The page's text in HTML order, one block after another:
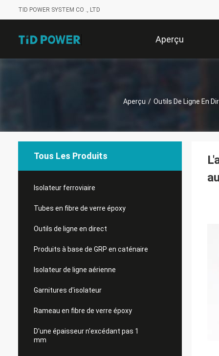
TID POWER SYSTEM CO ., LTD
Aperçu
Aperçu / Outils De Ligne En
Tous Les Produits
Isolateur ferroviaire
Tubes en fibre de verre époxy
Outils de ligne en direct
Produits à base de GRP en caténaire
Isolateur de ligne aérienne
Garnitures d'isolateur
Rameau en fibre de verre époxy
D'une épaisseur n'excédant pas 1
mm